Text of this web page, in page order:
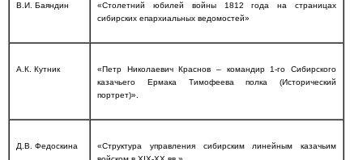
В.И. Баяндин
«Столетний юбилей войны 1812 года на страницах
сибирских епархиальных ведомостей»
А.К. Кутник
«Петр Николаевич Краснов – командир 1-го Сибирского
казачьего Ермака Тимофеева полка (Исторический
портрет)».
Д.В. Федоскина
«Структура управления сибирским линейным казачьим